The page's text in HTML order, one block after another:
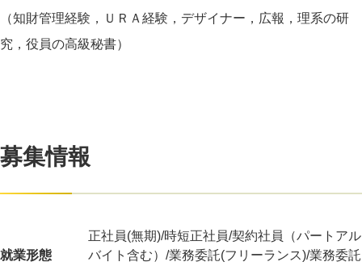
（知財管理経験，ＵＲＡ経験，デザイナー，広報，理系の研
究，役員の高級秘書）
募集情報
就業形態
正社員(無期)/時短正社員/契約社員（パートアル
バイト含む）/業務委託(フリーランス)/業務委託